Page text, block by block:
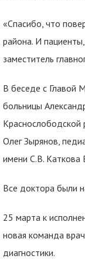
«Спасибо, что
района. И
заместитель
В беседе с Главой
больницы
Краснослободской
Олег Зырянов,
имени С.В. Каткова
Все доктора были
25 марта к
новая команда
диагностики.